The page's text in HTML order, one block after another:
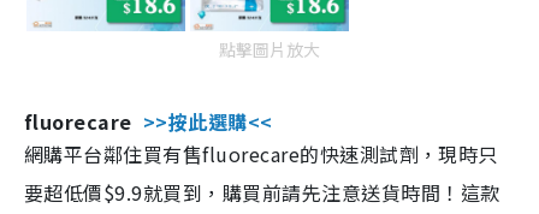
點擊圖片放大
fluorecare >>按此選購<<
網購平台鄰住買有售fluorecare的快速測試劑，現時只
要超低價$9.9就買到，購買前請先注意送貨時間！這款